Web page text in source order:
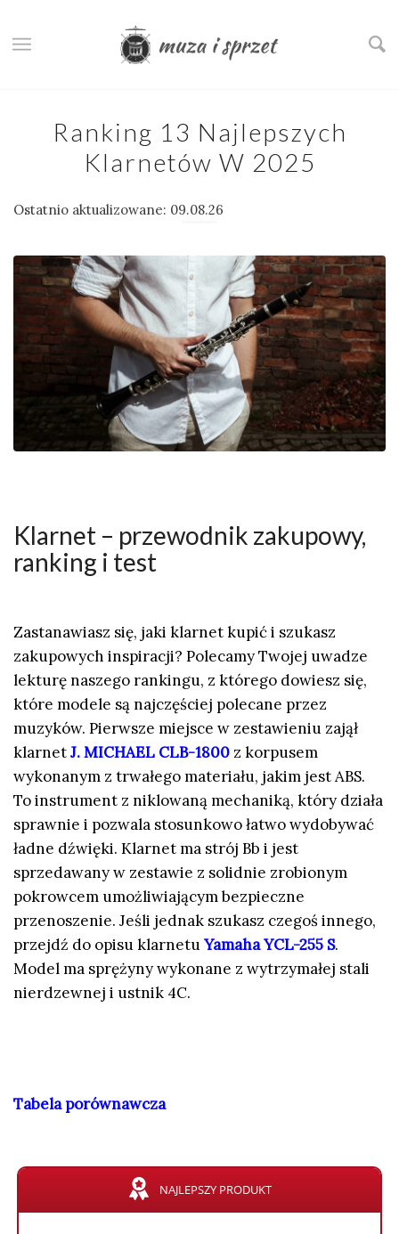
Ranking 13 Najlepszych
Klarnetów W 2025
Ostatnio aktualizowane: 09.08.26
Klarnet – przewodnik zakupowy,
ranking i test
Zastanawiasz się, jaki klarnet kupić i szukasz
zakupowych inspiracji? Polecamy Twojej uwadze
lekturę naszego rankingu, z którego dowiesz się,
które modele są najczęściej polecane przez
muzyków. Pierwsze miejsce w zestawieniu zajął
klarnetJ. MICHAEL CLB-1800 z korpusem
wykonanym z trwałego materiału, jakim jest ABS.
To instrument z niklowaną mechaniką, który działa
sprawnie i pozwala stosunkowo łatwo wydobywać
ładne dźwięki. Klarnet ma strój Bb i jest
sprzedawany w zestawie z solidnie zrobionym
pokrowcem umożliwiającym bezpieczne
przenoszenie. Jeśli jednak szukasz czegoś innego,
przejdź do opisu klarnetuYamaha YCL-255 S.
Model ma sprężyny wykonane z wytrzymałej stali
nierdzewnej i ustnik 4C.
Tabela porównawcza
NAJLEPSZY PRODUKT